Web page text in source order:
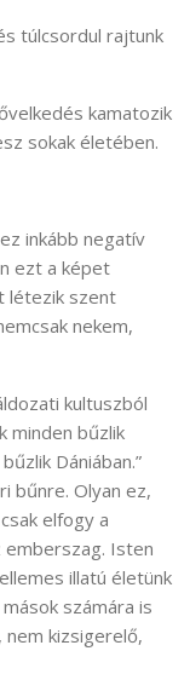
túlcsordul rajtunk
kamatozik
sokak életében.
inkább negatív
ezt a képet
létezik szent
nekem,
kultuszból
minden bűzlik
Dániában.”
bűnre. Olyan ez,
elfogy a
Isten
illatú életünk
számára is
kizsigerelő,